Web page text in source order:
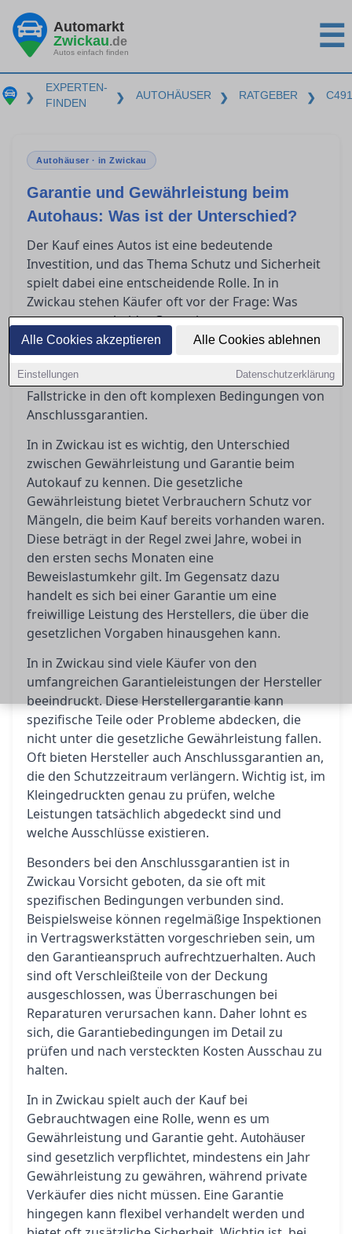
Alle Cookies akzeptieren Alle Cookies ablehnen
Einstellungen Datenschutzerklärung
Automarkt
Zwickau.de
Autos einfach finden ☰
❯
EXPERTEN-
FINDEN
❯ AUTOHÄUSER ❯ RATGEBER ❯
Autohäuser · in Zwickau
Garantie und Gewährleistung beim
Autohaus: Was ist der Unterschied?
Der Kauf eines Autos ist eine bedeutende
Investition, und das Thema Schutz und Sicherheit
spielt dabei eine entscheidende Rolle. In in
Zwickau stehen Käufer oft vor der Frage: Was
genau unterscheidet Garantie von
Gewährleistung? Dieser Artikel bietet klare
Orientierung, indem er die gesetzlichen und
vertraglichen Regelungen beleuchtet, sowie die
Fallstricke in den oft komplexen Bedingungen von
Anschlussgarantien.
In in Zwickau ist es wichtig, den Unterschied
zwischen Gewährleistung und Garantie beim
Autokauf zu kennen. Die gesetzliche
Gewährleistung bietet Verbrauchern Schutz vor
Mängeln, die beim Kauf bereits vorhanden waren.
Diese beträgt in der Regel zwei Jahre, wobei in
den ersten sechs Monaten eine
Beweislastumkehr gilt. Im Gegensatz dazu
handelt es sich bei einer Garantie um eine
freiwillige Leistung des Herstellers, die über die
gesetzlichen Vorgaben hinausgehen kann.
In in Zwickau sind viele Käufer von den
umfangreichen Garantieleistungen der Hersteller
beeindruckt. Diese Herstellergarantie kann
spezifische Teile oder Probleme abdecken, die
nicht unter die gesetzliche Gewährleistung fallen.
Oft bieten Hersteller auch Anschlussgarantien an,
die den Schutzzeitraum verlängern. Wichtig ist, im
Kleingedruckten genau zu prüfen, welche
Leistungen tatsächlich abgedeckt sind und
welche Ausschlüsse existieren.
Besonders bei den Anschlussgarantien ist in
Zwickau Vorsicht geboten, da sie oft mit
spezifischen Bedingungen verbunden sind.
Beispielsweise können regelmäßige Inspektionen
in Vertragswerkstätten vorgeschrieben sein, um
den Garantieanspruch aufrechtzuerhalten. Auch
sind oft Verschleißteile von der Deckung
ausgeschlossen, was Überraschungen bei
Reparaturen verursachen kann. Daher lohnt es
sich, die Garantiebedingungen im Detail zu
prüfen und nach versteckten Kosten Ausschau zu
halten.
In in Zwickau spielt auch der Kauf bei
Gebrauchtwagen eine Rolle, wenn es um
Gewährleistung und Garantie geht. Autohäuser
sind gesetzlich verpflichtet, mindestens ein Jahr
Gewährleistung zu gewähren, während private
Verkäufer dies nicht müssen. Eine Garantie
hingegen kann flexibel verhandelt werden und